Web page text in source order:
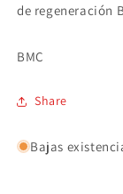
de regeneración
BMC
Share
Bajas